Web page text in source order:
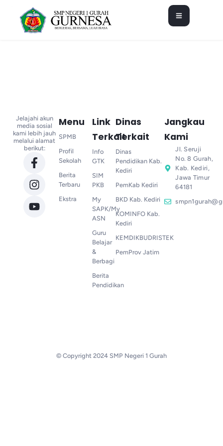
Jelajahi akun
media sosial
kami lebih jauh
melalui alamat
berikut:
Menu
SPMB
Profil
Sekolah
Berita
Terbaru
Ekstra
Link
Terkait
Info
GTK
SIM
PKB
My
SAPK/My
ASN
Guru
Belajar
&
Berbagi
Berita
Pendidikan
Dinas
Terkait
Dinas
Pendidikan Kab.
Kediri
PemKab Kediri
BKD Kab. Kediri
KOMINFO Kab.
Kediri
KEMDIKBUDRISTEK
PemProv Jatim
Jangkau
Kami
Jl. Seruji
No. 8 Gurah,
Kab. Kediri,
Jawa Timur
64181
© Copyright 2024 SMP Negeri 1 Gurah